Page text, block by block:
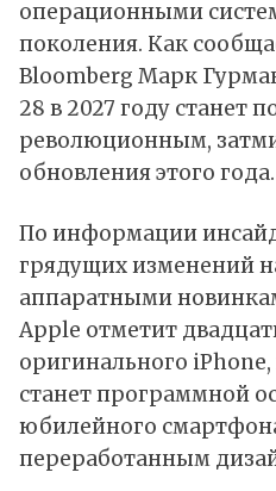
операционными
поколения. Как
Bloomberg Марк
28 в 2027 году станет
революционным,
обновления этого года.
По информации
грядущих изменений
аппаратными
Apple отметит
оригинального
станет программной
юбилейного
переработанным